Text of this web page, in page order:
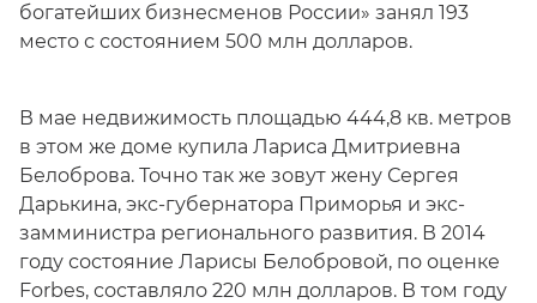
богатейших бизнесменов России» занял 193
место с состоянием 500 млн долларов.
В мае недвижимость площадью 444,8 кв. метров
в этом же доме купила Лариса Дмитриевна
Белоброва. Точно так же зовут жену Сергея
Дарькина, экс-губернатора Приморья и экс-
замминистра регионального развития. В 2014
году состояние Ларисы Белобровой, по оценке
Forbes, составляло 220 млн долларов. В том году